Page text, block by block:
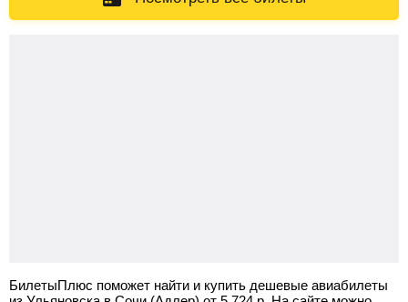
БилетыПлюс поможет найти и купить дешевые авиабилеты